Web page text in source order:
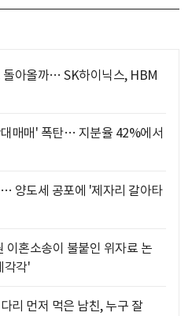
돌아올까… SK하이닉스, HBM
매매' 폭탄… 지분율 42%에서
양도세 공포에 '제자리 갈아타
이혼소송이 불붙인 위자료 논
각각'
리 먼저 먹은 남친, 누구 잘